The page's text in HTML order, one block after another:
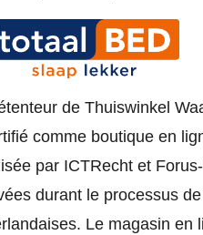
de Thuiswinkel
comme boutique en
par ICTRecht et
durant le processus
Le magasin en